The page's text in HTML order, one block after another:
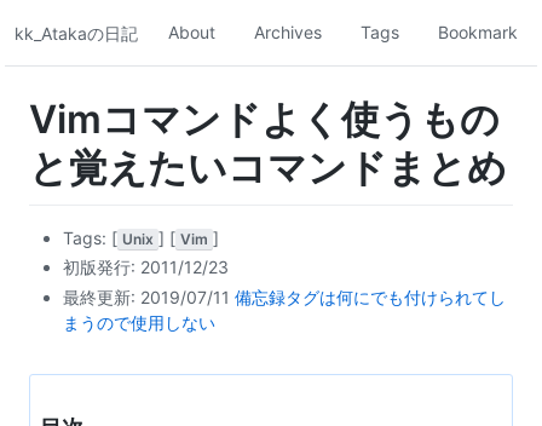
kk_Atakaの日記 About Archives Tags Bookmark
Vimコマンドよく使うもの
と覚えたいコマンドまとめ
Tags: [ Unix ] [ Vim ]
初版発行: 2011/12/23
最終更新: 2019/07/11 備忘録タグは何にでも付けられてし
まうので使用しない